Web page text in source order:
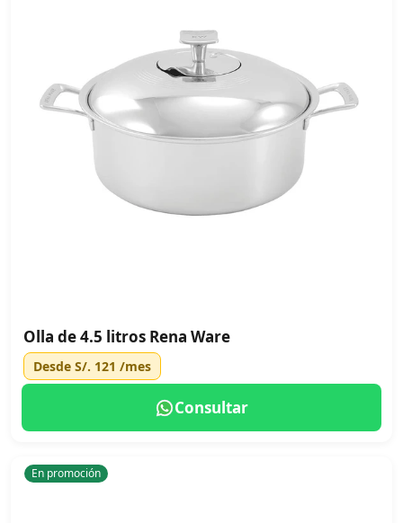
Olla de 4.5 litros Rena Ware
Desde S/. 121 /mes
Consultar
En promoción